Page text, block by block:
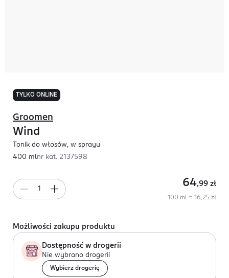
TYLKO ONLINE
Groomen
Wind
Tonik do włosów, w sprayu
400 mlnr kat. 2137598
64,99 zł
100 ml = 16,25 zł
Możliwości zakupu produktu
Dostępność w drogerii
Nie wybrano drogerii
Wybierz drogerię